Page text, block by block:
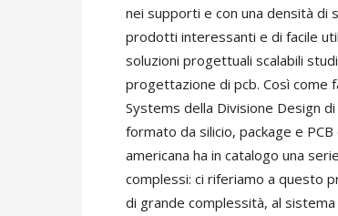
nei supporti e con una densità
prodotti interessanti e di facile
soluzioni progettuali scalabili
progettazione di pcb. Così come
Systems della Divisione Design
formato da silicio, package e
americana ha in catalogo una
complessi: ci riferiamo a questo
di grande complessità, al